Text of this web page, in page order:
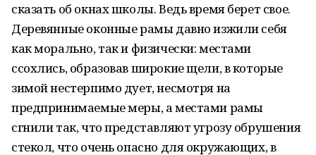
сказать об окнах школы. Ведь время берет свое.
Деревянные оконные рамы давно изжили себя
как морально, так и физически: местами
ссохлись, образовав широкие щели, в которые
зимой нестерпимо дует, несмотря на
предпринимаемые меры, а местами рамы
сгнили так, что представляют угрозу обрушения
стекол, что очень опасно для окружающих, в